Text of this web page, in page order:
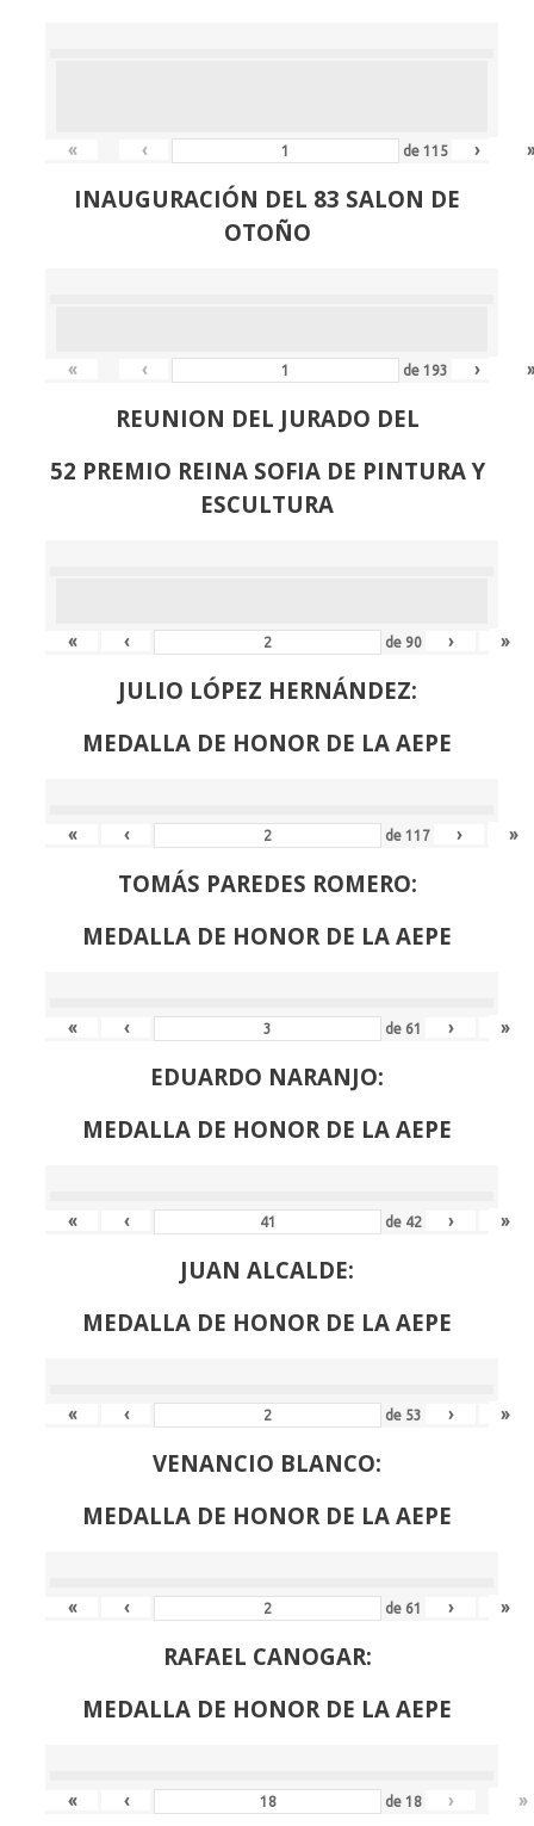
« ‹ de115 ›
INAUGURACIÓN DEL 83 SALON DE
OTOÑO
« ‹ de193 ›
REUNION DEL JURADO DEL
52 PREMIO REINA SOFIA DE PINTURA Y
ESCULTURA
« ‹ de 90 › »
JULIO LÓPEZ HERNÁNDEZ:
MEDALLA DE HONOR DE LA AEPE
« ‹ de117 › »
TOMÁS PAREDES ROMERO:
MEDALLA DE HONOR DE LA AEPE
« ‹ de 61 › »
EDUARDO NARANJO:
MEDALLA DE HONOR DE LA AEPE
« ‹ de 42 › »
JUAN ALCALDE:
MEDALLA DE HONOR DE LA AEPE
« ‹ de 53 › »
VENANCIO BLANCO:
MEDALLA DE HONOR DE LA AEPE
« ‹ de 61 › »
RAFAEL CANOGAR:
MEDALLA DE HONOR DE LA AEPE
« ‹ de18 › »